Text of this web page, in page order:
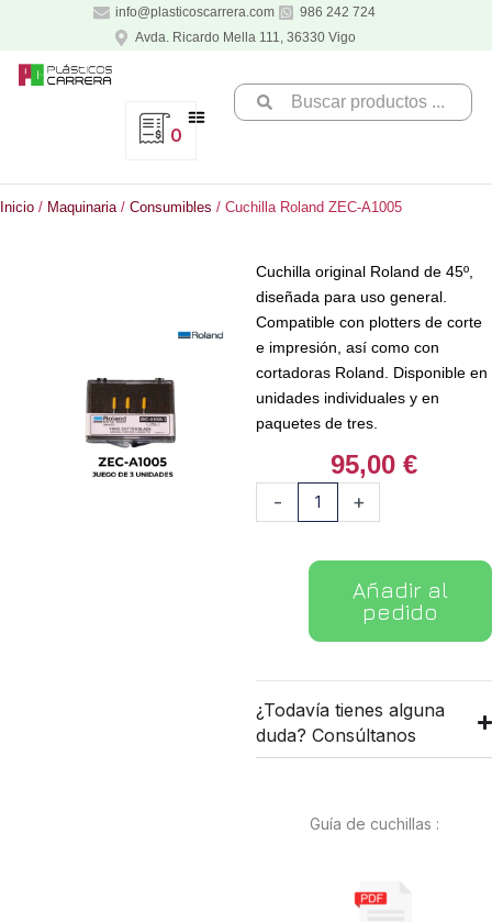
contenido
info@plasticoscarrera.com
986 242 724
Avda. Ricardo Mella 111, 36330 Vigo
Search
...
0
Inicio / Maquinaria / Consumibles / Cuchilla Roland ZEC-A1005
Cuchilla original Roland de 45º,
diseñada para uso general.
Compatible con plotters de corte
e impresión, así como con
cortadoras Roland. Disponible en
unidades individuales y en
paquetes de tres.
95,00€
-
Roland
+
Añadir al
pedido
¿Todavía tienes alguna
duda? Consúltanos
Guía de cuchillas :